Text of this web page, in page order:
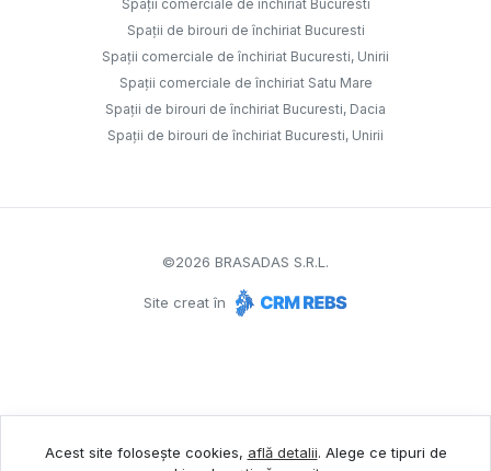
Spații comerciale de închiriat Bucuresti
Spații de birouri de închiriat Bucuresti
Spații comerciale de închiriat Bucuresti, Unirii
Spații comerciale de închiriat Satu Mare
Spații de birouri de închiriat Bucuresti, Dacia
Spații de birouri de închiriat Bucuresti, Unirii
©2026 BRASADAS S.R.L.
Site creat în
Acest site folosește cookies, află detalii. Alege ce tipuri de